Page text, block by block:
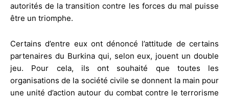
autorités de la transition contre les forces du mal puisse
être un triomphe.
Certains d’entre eux ont dénoncé l’attitude de certains
partenaires du Burkina qui, selon eux, jouent un double
jeu. Pour cela, ils ont souhaité que toutes les
organisations de la société civile se donnent la main pour
une unité d’action autour du combat contre le terrorisme